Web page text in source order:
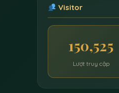
Visitor
150,525
Lượt truy cập